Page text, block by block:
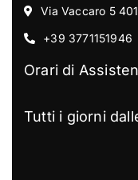
Via Vaccaro 5
+39 3771151946
Orari di
Tutti i giorni